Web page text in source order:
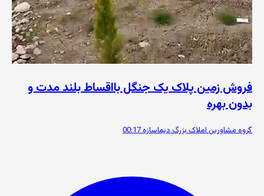
فروش زمین پلاک یک جنگل بااقساط بلند مدت و
بدون بهره
گروه مشاورین املاک بزرگ دیماسازه00:17